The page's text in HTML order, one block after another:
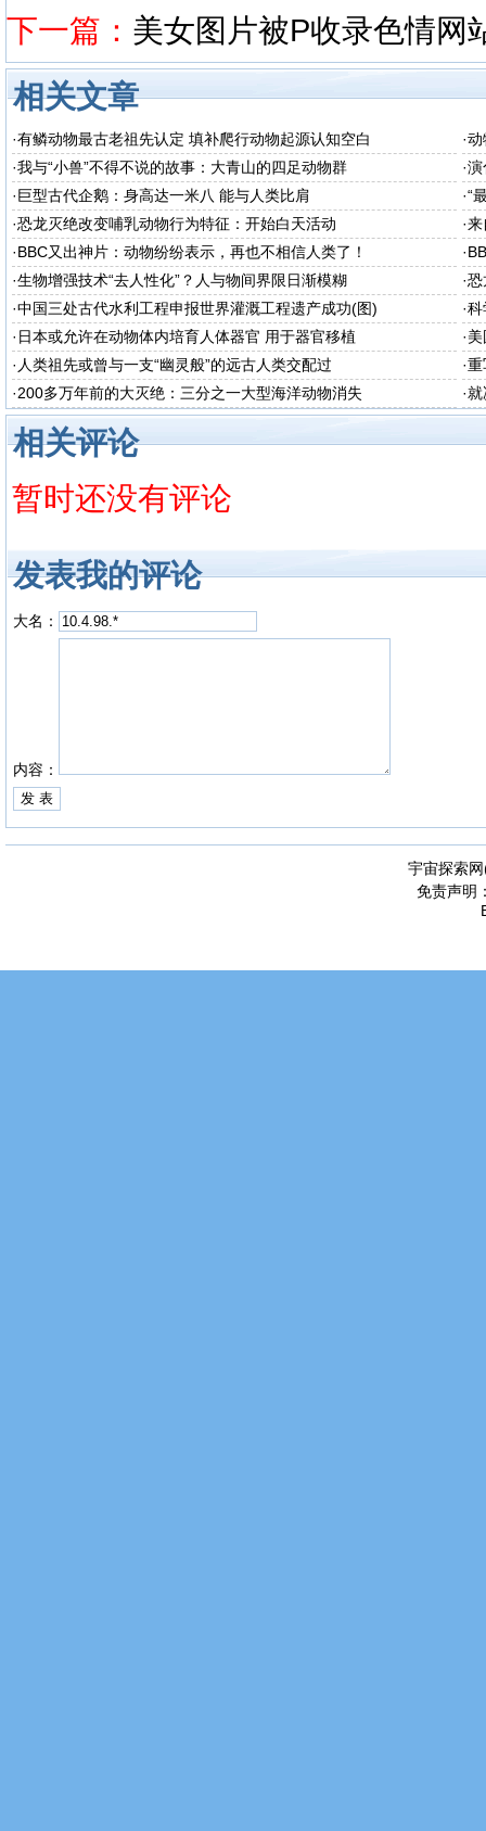
下一篇： 美女图片被P收录色情网
相关文章
·有鳞动物最古老祖先认定 填补爬行动物起源认知空白 ·动
·我与“小兽”不得不说的故事：大青山的四足动物群 ·演
·巨型古代企鹅：身高达一米八 能与人类比肩 ·“
·恐龙灭绝改变哺乳动物行为特征：开始白天活动 ·来
·BBC又出神片：动物纷纷表示，再也不相信人类了！ ·
·生物增强技术“去人性化”？人与物间界限日渐模糊 ·恐
·中国三处古代水利工程申报世界灌溉工程遗产成功(图) ·科
· 日本或允许在动物体内培育人体器官 用于器官移植 ·
· 人类祖先或曾与一支“幽灵般”的远古人类交配过 ·重
·200多万年前的大灭绝：三分之一大型海洋动物消失 ·就
相关评论
暂时还没有评论
发表我的评论
大名：
内容：
宇宙探索
免责声明